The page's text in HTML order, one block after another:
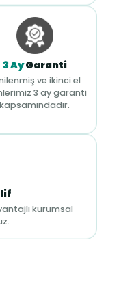
3 AyGaranti
ve ikinci el
3 ay garanti
kapsamındadır.
kurumsal